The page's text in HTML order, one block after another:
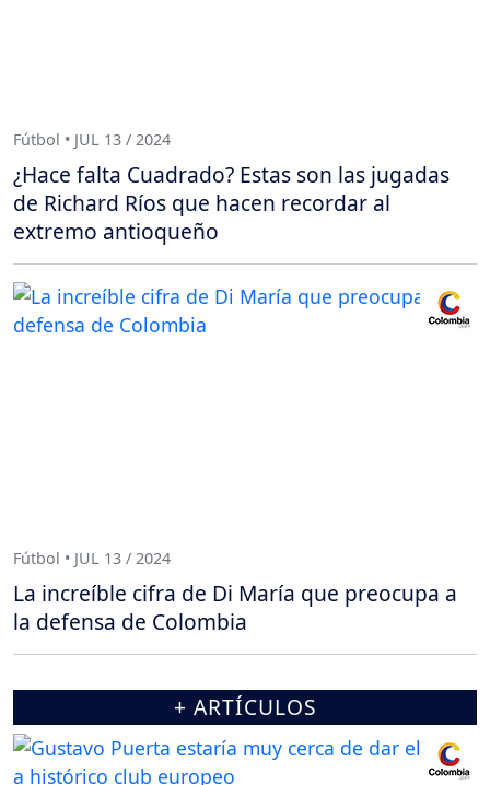
Fútbol • JUL 13 / 2024
¿Hace falta Cuadrado? Estas son las jugadas
de Richard Ríos que hacen recordar al
extremo antioqueño
Fútbol • JUL 13 / 2024
La increíble cifra de Di María que preocupa a
la defensa de Colombia
+ ARTÍCULOS